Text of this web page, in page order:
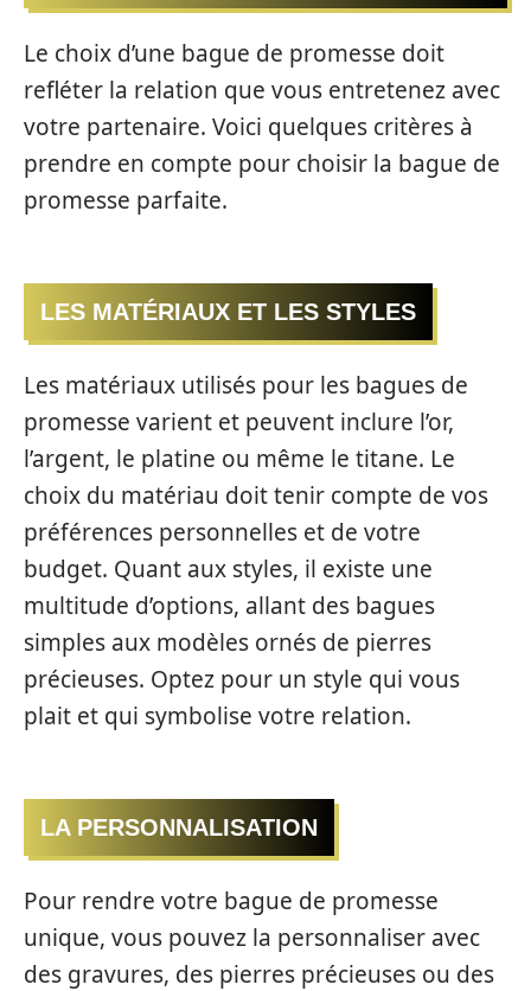
Le choix d’une bague de promesse doit
refléter la relation que vous entretenez avec
votre partenaire. Voici quelques critères à
prendre en compte pour choisir la bague de
promesse parfaite.
LES MATÉRIAUX ET LES STYLES
Les matériaux utilisés pour les bagues de
promesse varient et peuvent inclure l’or,
l’argent, le platine ou même le titane. Le
choix du matériau doit tenir compte de vos
préférences personnelles et de votre
budget. Quant aux styles, il existe une
multitude d’options, allant des bagues
simples aux modèles ornés de pierres
précieuses. Optez pour un style qui vous
plait et qui symbolise votre relation.
LA PERSONNALISATION
Pour rendre votre bague de promesse
unique, vous pouvez la personnaliser avec
des gravures, des pierres précieuses ou des